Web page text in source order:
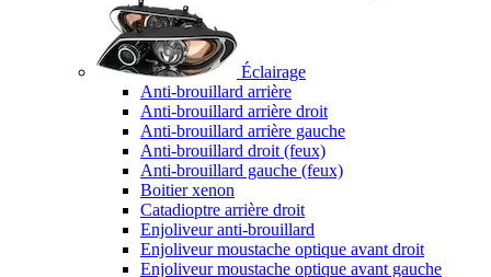
Éclairage
Anti-brouillard arrière
Anti-brouillard arrière droit
Anti-brouillard arrière gauche
Anti-brouillard droit (feux)
Anti-brouillard gauche (feux)
Boitier xenon
Catadioptre arrière droit
Enjoliveur anti-brouillard
Enjoliveur moustache optique avant droit
Enjoliveur moustache optique avant gauche